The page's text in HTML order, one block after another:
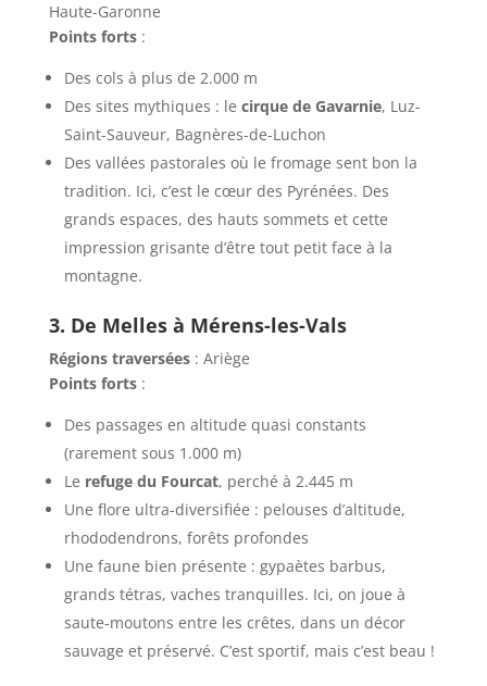
Haute-Garonne
Points forts:
Des cols à plus de 2.000 m
Des sites mythiques : le cirque de Gavarnie, Luz-
Saint-Sauveur, Bagnères-de-Luchon
Des vallées pastorales où le fromage sent bon la
tradition. Ici, c’est le cœur des Pyrénées. Des
grands espaces, des hauts sommets et cette
impression grisante d’être tout petit face à la
montagne.
3. De Melles à Mérens-les-Vals
Régions traversées: Ariège
Points forts:
Des passages en altitude quasi constants
(rarement sous 1.000 m)
Le refuge du Fourcat, perché à 2.445 m
Une flore ultra-diversifiée : pelouses d’altitude,
rhododendrons, forêts profondes
Une faune bien présente : gypaètes barbus,
grands tétras, vaches tranquilles. Ici, on joue à
saute-moutons entre les crêtes, dans un décor
sauvage et préservé. C’est sportif, mais c’est beau !